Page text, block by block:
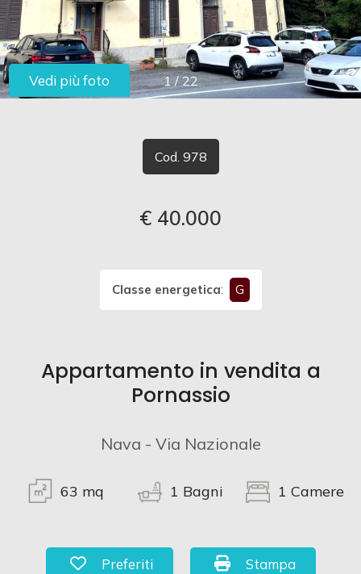
1 / 22
Vedi più foto
Cod. 978
€ 40.000
Classe energetica: G
Appartamento in vendita a
Pornassio
Nava - Via Nazionale
63 mq 1 Bagni 1 Camere
Preferiti: Cod. 978
Preferiti Stampa: Cod. 978
Stampa
LAVORA
CON
NOI
Provincia
Comune